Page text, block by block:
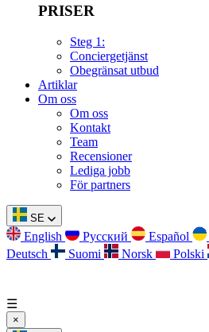
PRISER
Steg 1:
Conciergetjänst
Obegränsat utbud
Artiklar
Om oss
Om oss
Kontakt
Team
Recensioner
Lediga jobb
För partners
SE
English Русский Español
Deutsch
Suomi Norsk Polski
☰
×